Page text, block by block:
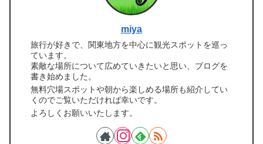
miya
旅行が好きで、関東地方を中心に観光スポットを巡っ
ています。
素敵な場所について広めていきたいと思い、ブログを
書き始めました。
無料穴場スポットや朝から楽しめる場所も紹介してい
くのでご覧いただければ幸いです。
よろしくお願いいたします。